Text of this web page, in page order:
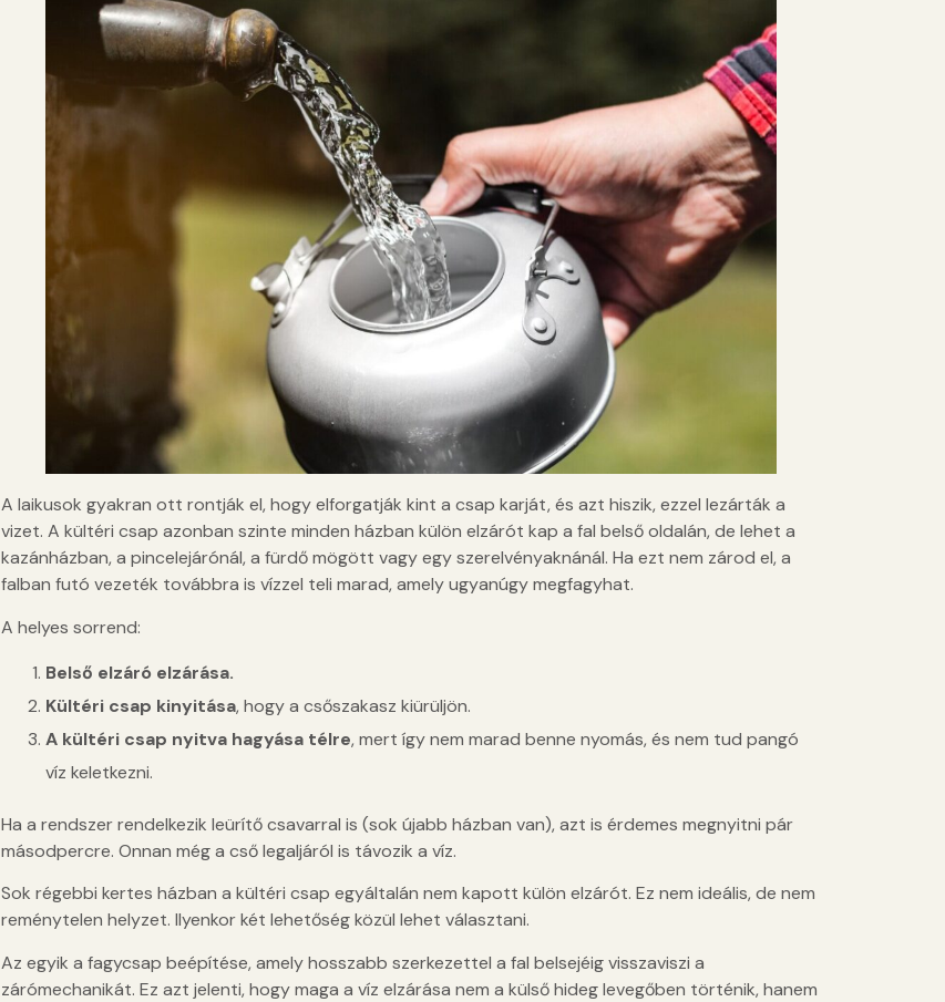
A laikusok gyakran ott rontják el, hogy elforgatják kint a csap karját, és azt hiszik, ezzel lezárták a
vizet. A kültéri csap azonban szinte minden házban külön elzárót kap a fal belső oldalán, de lehet a
kazánházban, a pincelejárónál, a fürdő mögött vagy egy szerelvényaknánál. Ha ezt nem zárod el, a
falban futó vezeték továbbra is vízzel teli marad, amely ugyanúgy megfagyhat.
A helyes sorrend:
Belső elzáró elzárása.
Kültéri csap kinyitása, hogy a csőszakasz kiürüljön.
A kültéri csap nyitva hagyása télre, mert így nem marad benne nyomás, és nem tud pangó
víz keletkezni.
Ha a rendszer rendelkezik leürítő csavarral is (sok újabb házban van), azt is érdemes megnyitni pár
másodpercre. Onnan még a cső legaljáról is távozik a víz.
Sok régebbi kertes házban a kültéri csap egyáltalán nem kapott külön elzárót. Ez nem ideális, de nem
reménytelen helyzet. Ilyenkor két lehetőség közül lehet választani.
Az egyik a fagycsap beépítése, amely hosszabb szerkezettel a fal belsejéig visszaviszi a
zárómechanikát. Ez azt jelenti, hogy maga a víz elzárása nem a külső hideg levegőben történik, hanem